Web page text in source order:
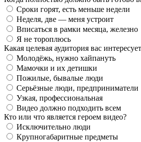
Сроки горят, есть меньше недели
Неделя, две — меня устроит
Вписаться в рамки месяца, железно
Я не тороплюсь
Какая целевая аудитория вас
Молодёжь, нужно хайпануть
Мамочки и их детишки
Пожилые, бывалые люди
Серьёзные люди, предприниматели
Узкая, профессиональная
Видео должно подходить всем
Кто или что является героем видео?
Исключительно люди
Крупногабаритные предметы